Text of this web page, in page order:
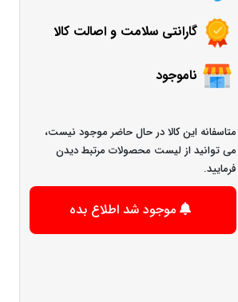
گارانتی سلامت و اصالت کالا
ناموجود
متاسفانه این کالا در حال حاضر موجود نیست،
می توانید از لیست محصولات مرتبط دیدن
فرمایید.
موجود شد اطلاع بده